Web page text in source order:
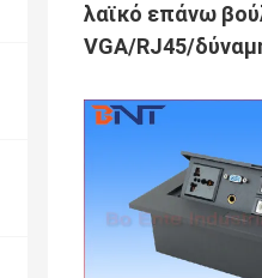
λαϊκό επάνω
VGA/RJ45/